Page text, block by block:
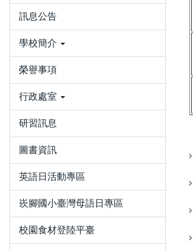
訊息公告
學校簡介
榮譽事項
行政處室
研習訊息
圖書資訊
英語日活動專區
崁腳國小臺灣母語日專區
校園食材登陸平臺